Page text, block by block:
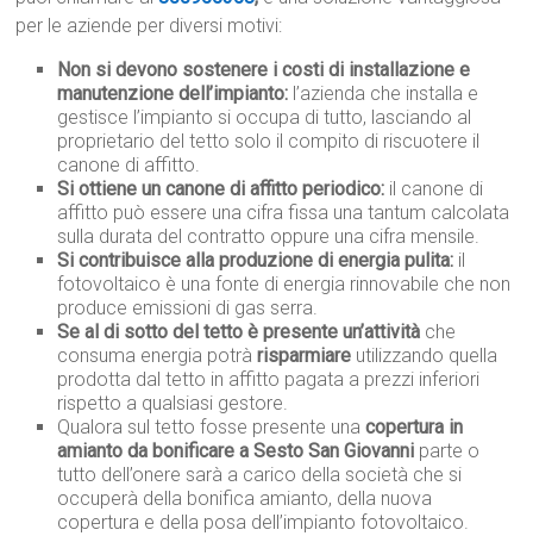
per le aziende per diversi motivi:
Non si devono sostenere i costi di installazione e
manutenzione dell’impianto: l’azienda che installa e
gestisce l’impianto si occupa di tutto, lasciando al
proprietario del tetto solo il compito di riscuotere il
canone di affitto.
Si ottiene un canone di affitto periodico: il canone di
affitto può essere una cifra fissa una tantum calcolata
sulla durata del contratto oppure una cifra mensile.
Si contribuisce alla produzione di energia pulita: il
fotovoltaico è una fonte di energia rinnovabile che non
produce emissioni di gas serra.
Se al di sotto del tetto è presente un’attività che
consuma energia potràrisparmiare utilizzando quella
prodotta dal tetto in affitto pagata a prezzi inferiori
rispetto a qualsiasi gestore.
Qualora sul tetto fosse presente unacopertura in
amianto da bonificare a Sesto San Giovanni parte o
tutto dell’onere sarà a carico della società che si
occuperà della bonifica amianto, della nuova
copertura e della posa dell’impianto fotovoltaico.